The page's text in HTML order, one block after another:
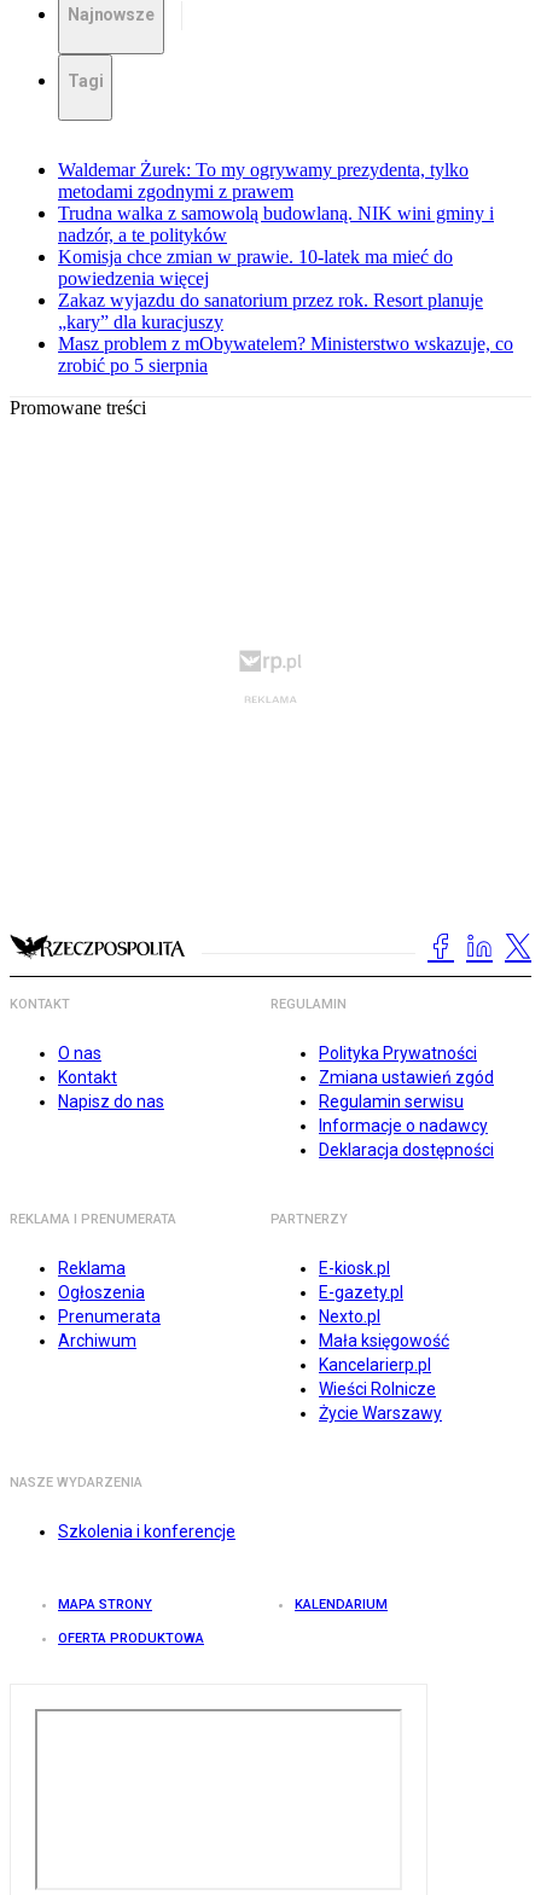
Najnowsze
Tagi
Waldemar Żurek: To my ogrywamy prezydenta, tylko
metodami zgodnymi z prawem
Trudna walka z samowolą budowlaną. NIK wini gminy i
nadzór, a te polityków
Komisja chce zmian w prawie. 10-latek ma mieć do
powiedzenia więcej
Zakaz wyjazdu do sanatorium przez rok. Resort planuje
„kary” dla kuracjuszy
Masz problem z mObywatelem? Ministerstwo wskazuje, co
zrobić po 5 sierpnia
Promowane treści
KONTAKT
O nas
Kontakt
Napisz do nas
REGULAMIN
Polityka Prywatności
Zmiana ustawień zgód
Regulamin serwisu
Informacje o nadawcy
Deklaracja dostępności
REKLAMA I PRENUMERATA
Reklama
Ogłoszenia
Prenumerata
Archiwum
PARTNERZY
E-kiosk.pl
E-gazety.pl
Nexto.pl
Mała księgowość
Kancelarierp.pl
Wieści Rolnicze
Życie Warszawy
NASZE WYDARZENIA
Szkolenia i konferencje
MAPA STRONY KALENDARIUM
OFERTA PRODUKTOWA